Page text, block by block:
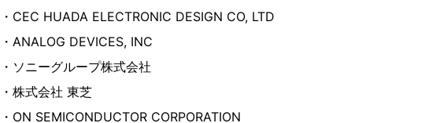
・CEC HUADA ELECTRONIC DESIGN CO, LTD
・ANALOG DEVICES, INC
・ソニーグループ株式会社
・株式会社 東芝
・ON SEMICONDUCTOR CORPORATION